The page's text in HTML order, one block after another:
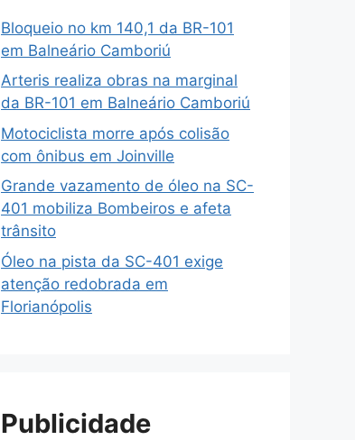
Bloqueio no km 140,1 da BR-101
em Balneário Camboriú
Arteris realiza obras na marginal
da BR-101 em Balneário Camboriú
Motociclista morre após colisão
com ônibus em Joinville
Grande vazamento de óleo na SC-
401 mobiliza Bombeiros e afeta
trânsito
Óleo na pista da SC-401 exige
atenção redobrada em
Florianópolis
Publicidade